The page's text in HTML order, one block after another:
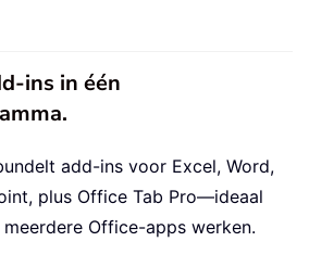
ins in één
add-ins voor Excel, Word,
plus Office Tab Pro—ideaal
Office-apps werken.